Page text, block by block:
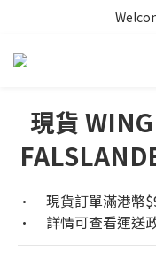
現貨
•	現貨訂單滿港
•	詳情可查看運送